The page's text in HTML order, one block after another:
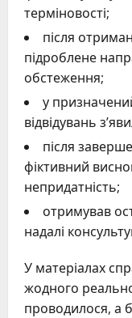
терміновості;
після
підроблене
обстеження;
у
відвідувань
після
фіктивний
непридатність;
отримував
надалі
У матеріалах
жодного
проводилося, а